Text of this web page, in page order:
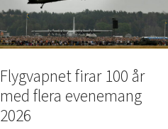
Flygvapnet firar 100 år
med flera evenemang
2026